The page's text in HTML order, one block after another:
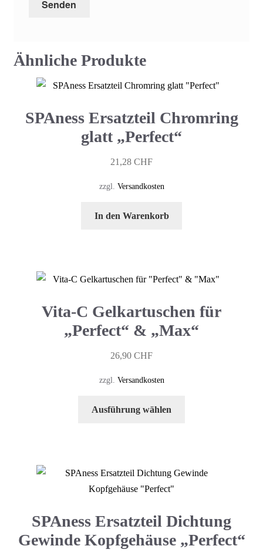
Ähnliche Produkte
SPAness Ersatzteil Chromring
glatt „Perfect“
21,28 CHF
zzgl. Versandkosten
In den Warenkorb
Vita-C Gelkartuschen für
„Perfect“ & „Max“
26,90 CHF
zzgl. Versandkosten
Ausführung wählen
Optionen
können
auf
SPAness Ersatzteil Dichtung
Gewinde Kopfgehäuse „Perfect“